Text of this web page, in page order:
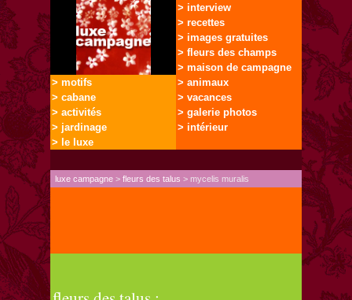
> interview
> recettes
> images gratuites
> fleurs des champs
> maison de campagne
> motifs
> cabane
> activités
> jardinage
> le luxe
> animaux
> vacances
> galerie photos
> intérieur
luxe campagne >fleurs des talus > mycelis muralis